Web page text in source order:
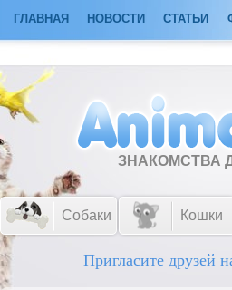
ГЛАВНАЯ НОВОСТИ СТАТЬИ
ЗНАКОМСТВА
Собаки Кошки
Пригласите друзей